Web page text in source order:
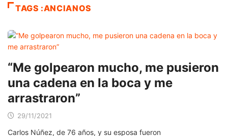
TAGS :ANCIANOS
“Me golpearon mucho, me pusieron
una cadena en la boca y me
arrastraron”
29/11/2021
Carlos Núñez, de 76 años, y su esposa fueron